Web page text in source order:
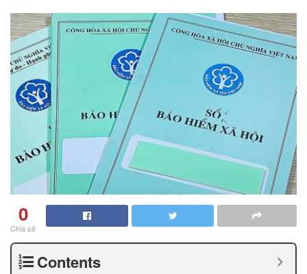
0
Chia sẻ
Contents